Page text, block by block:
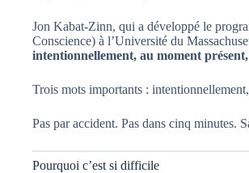
Jon Kabat-Zinn, qui a développé le
Conscience) à l’Université du
intentionnellement, au moment
Trois mots importants :
Pas par accident. Pas dans cinq minutes.
Pourquoi c’est si difficile